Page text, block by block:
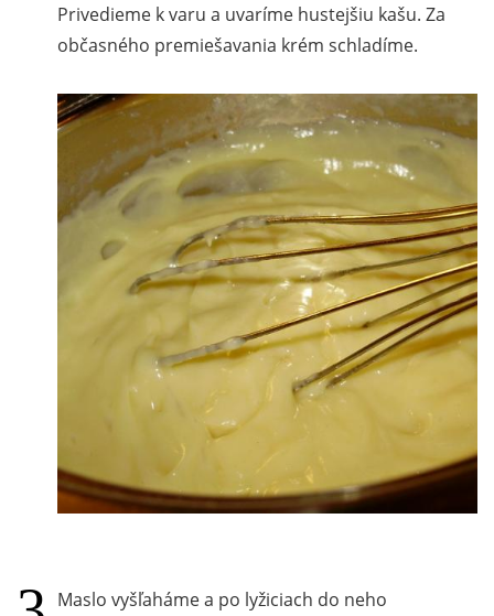
Privedieme k varu a uvaríme hustejšiu kašu. Za
občasného premiešavania krém schladíme.
Maslo vyšľaháme a po lyžiciach do neho